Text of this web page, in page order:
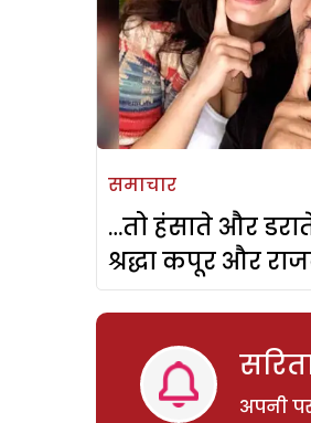
समाचार
…तो हंसाते और
श्रद्धा कपूर और
अपनी